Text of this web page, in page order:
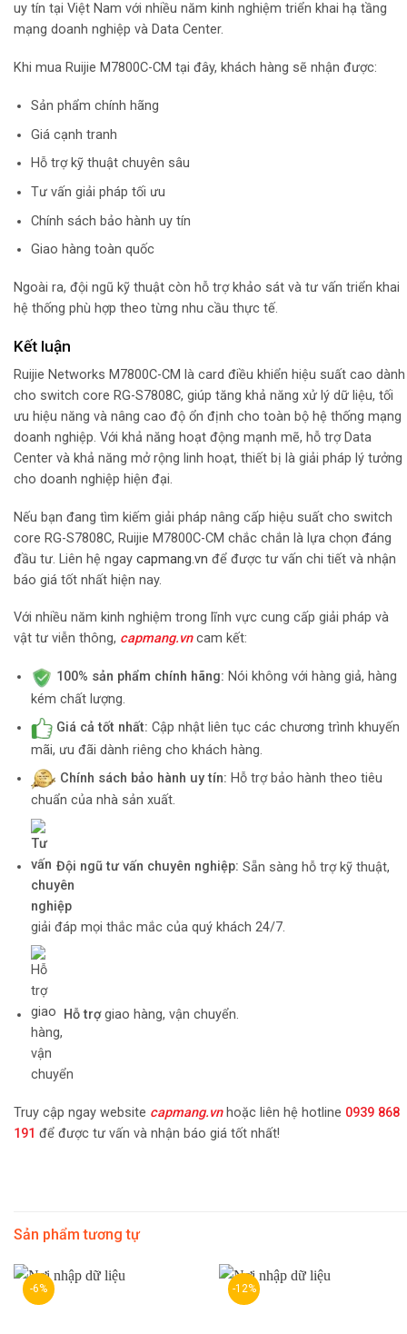
uy tín tại Việt Nam với nhiều năm kinh nghiệm triển khai hạ tầng
mạng doanh nghiệp và Data Center.
Khi mua Ruijie M7800C-CM tại đây, khách hàng sẽ nhận được:
Sản phẩm chính hãng
Giá cạnh tranh
Hỗ trợ kỹ thuật chuyên sâu
Tư vấn giải pháp tối ưu
Chính sách bảo hành uy tín
Giao hàng toàn quốc
Ngoài ra, đội ngũ kỹ thuật còn hỗ trợ khảo sát và tư vấn triển khai
hệ thống phù hợp theo từng nhu cầu thực tế.
Kết luận
Ruijie Networks M7800C-CM là card điều khiển hiệu suất cao dành
cho switch core RG-S7808C, giúp tăng khả năng xử lý dữ liệu, tối
ưu hiệu năng và nâng cao độ ổn định cho toàn bộ hệ thống mạng
doanh nghiệp. Với khả năng hoạt động mạnh mẽ, hỗ trợ Data
Center và khả năng mở rộng linh hoạt, thiết bị là giải pháp lý tưởng
cho doanh nghiệp hiện đại.
Nếu bạn đang tìm kiếm giải pháp nâng cấp hiệu suất cho switch
core RG-S7808C, Ruijie M7800C-CM chắc chắn là lựa chọn đáng
đầu tư. Liên hệ ngay capmang.vn để được tư vấn chi tiết và nhận
báo giá tốt nhất hiện nay.
Với nhiều năm kinh nghiệm trong lĩnh vực cung cấp giải pháp và
vật tư viễn thông, capmang.vncam kết:
100% sản phẩm chính hãng: Nói không với hàng giả, hàng
kém chất lượng.
Giá cả tốt nhất: Cập nhật liên tục các chương trình khuyến
mãi, ưu đãi dành riêng cho khách hàng.
Chính sách bảo hành uy tín: Hỗ trợ bảo hành theo tiêu
chuẩn của nhà sản xuất.
Đội ngũ tư vấn chuyên nghiệp: Sẵn sàng hỗ trợ kỹ thuật,
giải đáp mọi thắc mắc của quý khách 24/7.
Hỗ trợgiao hàng, vận chuyển.
Truy cập ngay website capmang.vnhoặc liên hệ hotline 0939 868
191 để được tư vấn và nhận báo giá tốt nhất!
Sản phẩm tương tự
-6% -12%